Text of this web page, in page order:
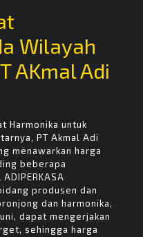
Wilayah
AKmal Adi
Harmonika untuk
PT Akmal Adi
menawarkan harga
beberapa
produsen dan
dan harmonika,
dapat mengerjakan
sehingga harga